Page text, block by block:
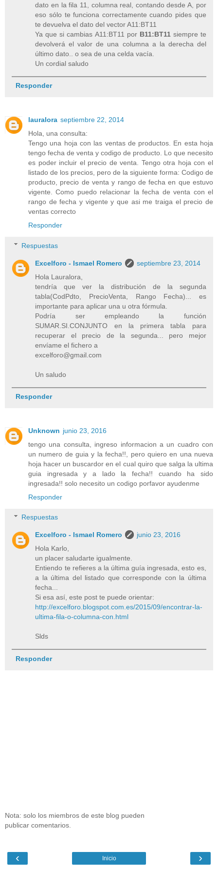
dato en la fila 11, columna real, contando desde A, por
eso sólo te funciona correctamente cuando pides que
te devuelva el dato del vector A11:BT11
Ya que si cambias A11:BT11 por B11:BT11 siempre te
devolverá el valor de una columna a la derecha del
último dato.. o sea de una celda vacía.
Un cordial saludo
Responder
lauralora septiembre 22, 2014
Hola, una consulta:
Tengo una hoja con las ventas de productos. En esta hoja
tengo fecha de venta y codigo de producto. Lo que necesito
es poder incluir el precio de venta. Tengo otra hoja con el
listado de los precios, pero de la siguiente forma: Codigo de
producto, precio de venta y rango de fecha en que estuvo
vigente. Como puedo relacionar la fecha de venta con el
rango de fecha y vigente y que asi me traiga el precio de
ventas correcto
Responder
Respuestas
Excelforo - Ismael Romero
septiembre 23, 2014
Hola Lauralora,
tendría que ver la distribución de la segunda
tabla(CodPdto, PrecioVenta, Rango Fecha)... es
importante para aplicar una u otra fórmula.
Podría ser empleando la función
SUMAR.SI.CONJUNTO en la primera tabla para
recuperar el precio de la segunda... pero mejor
envíame el fichero a
excelforo@gmail.com
Un saludo
Responder
Unknown junio 23, 2016
tengo una consulta, ingreso informacion a un cuadro con
un numero de guia y la fecha!!, pero quiero en una nueva
hoja hacer un buscardor en el cual quiro que salga la ultima
guia ingresada y a lado la fecha!! cuando ha sido
ingresada!! solo necesito un codigo porfavor ayudenme
Responder
Respuestas
Excelforo - Ismael Romero
junio 23, 2016
Hola Karlo,
un placer saludarte igualmente.
Entiendo te refieres a la última guía ingresada, esto es,
a la última del listado que corresponde con la última
fecha...
Si esa así, este post te puede orientar:
http://excelforo.blogspot.com.es/2015/09/encontrar-la-
ultima-fila-o-columna-con.html
Slds
Responder
Nota: solo los miembros de este blog pueden
publicar comentarios.
‹ ›
Inicio